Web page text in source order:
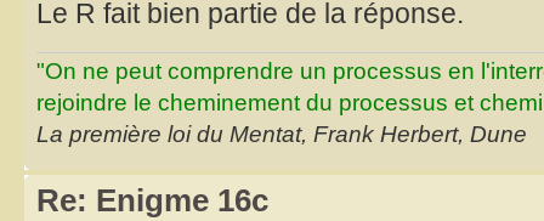
Le R fait bien partie de la réponse.
"On ne peut comprendre un processus en
rejoindre le cheminement du processus et
La première loi du Mentat, Frank Herbert, Dune
Re: Enigme 16c